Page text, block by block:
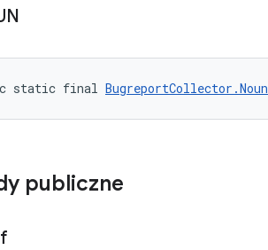
static final BugreportCollector.Noun
publiczne